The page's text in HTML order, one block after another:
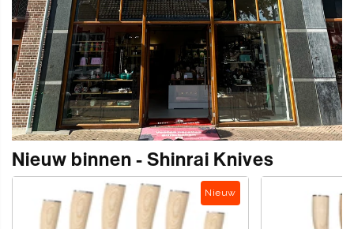
Nieuw binnen - Shinrai Knives
Nieuw